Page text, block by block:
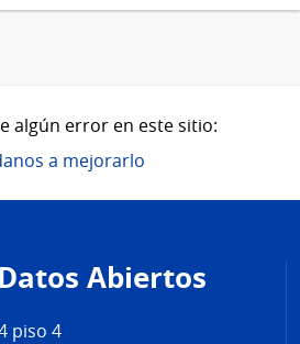
algún error en este sitio:
a mejorarlo
Abiertos
piso 4